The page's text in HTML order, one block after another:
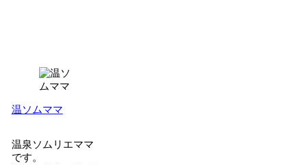
温ソムママ
温泉ソムリエママ
です。